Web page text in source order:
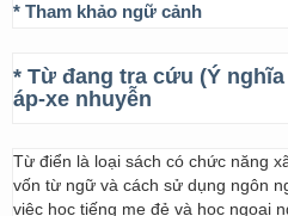
* Tham khảo ngữ cảnh
* Từ đang tra cứu (Ý
áp-xe nhuyễn
Từ điển là loại sách có chức năng
vốn từ ngữ và cách sử dụng ngôn
việc học tiếng mẹ đẻ và học ngoại